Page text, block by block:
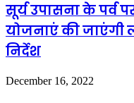
सूर्य उपासना के पर्व
योजनाएं की जाएंगी
निर्देश
December 16, 2022